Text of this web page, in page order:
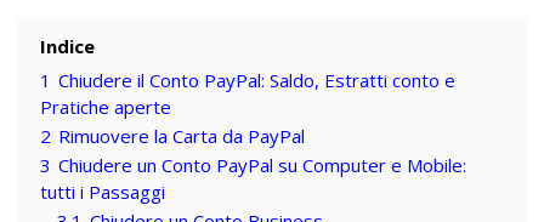
Indice
1 Chiudere il Conto PayPal: Saldo, Estratti conto e
Pratiche aperte
2 Rimuovere la Carta da PayPal
3 Chiudere un Conto PayPal su Computer e Mobile:
tutti i Passaggi